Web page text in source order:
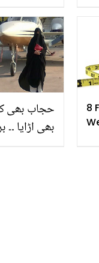
سی
ہیں؟
حجاب بھی
بھی اڑایا
8